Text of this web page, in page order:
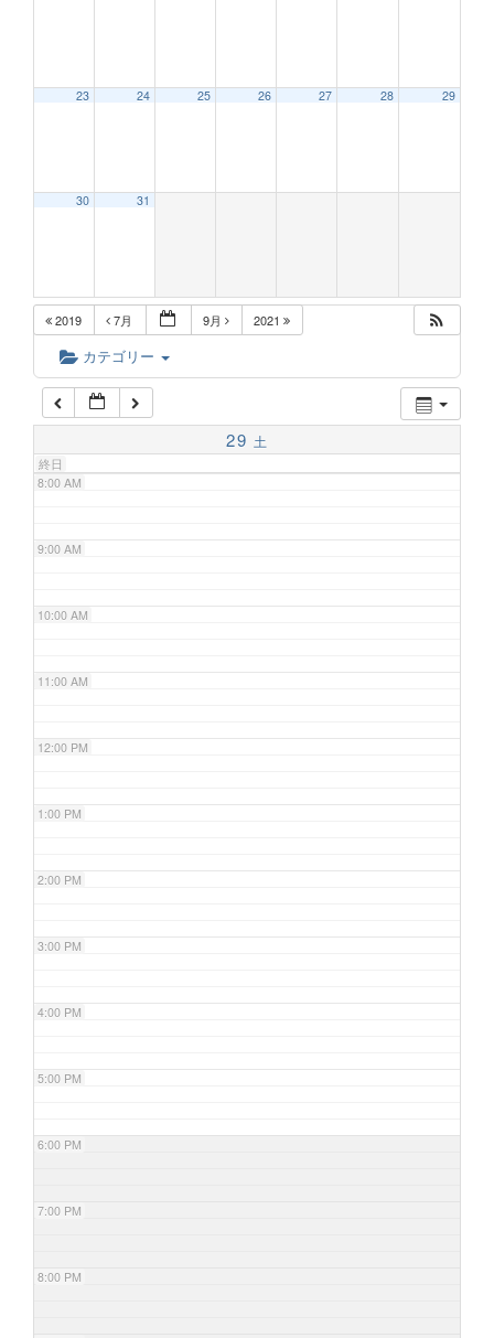
23 24 25 26 27 28 29
30 31
2019 7月 9月 2021
カテゴリー
29 土
終日
2:00 AM
6:00 AM
7:00 AM
8:00 AM
9:00 AM
10:00 AM
11:00 AM
12:00 PM
1:00 PM
2:00 PM
3:00 PM
4:00 PM
5:00 PM
6:00 PM
7:00 PM
8:00 PM